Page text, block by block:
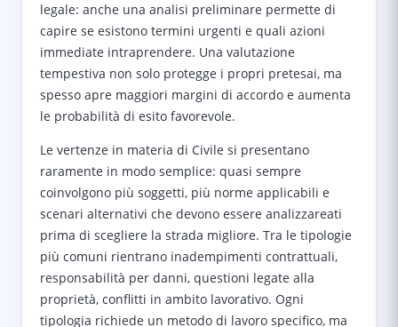
legale: anche una analisi preliminare permette di
capire se esistono termini urgenti e quali azioni
immediate intraprendere. Una valutazione
tempestiva non solo protegge i propri pretesai, ma
spesso apre maggiori margini di accordo e aumenta
le probabilità di esito favorevole.
Le vertenze in materia di Civile si presentano
raramente in modo semplice: quasi sempre
coinvolgono più soggetti, più norme applicabili e
scenari alternativi che devono essere analizzareati
prima di scegliere la strada migliore. Tra le tipologie
più comuni rientrano inadempimenti contrattuali,
responsabilità per danni, questioni legate alla
proprietà, conflitti in ambito lavorativo. Ogni
tipologia richiede un metodo di lavoro specifico, ma